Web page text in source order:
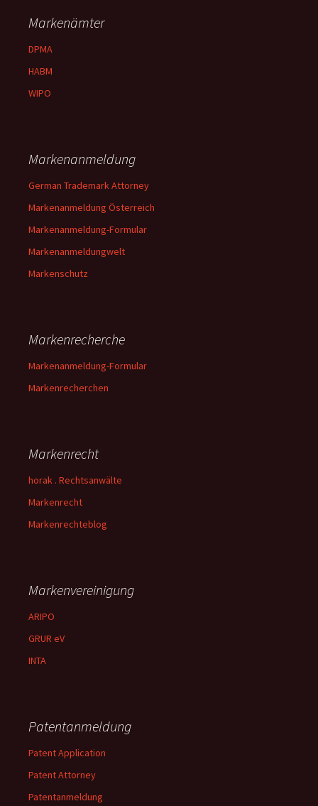
Markenämter
DPMA
HABM
WIPO
Markenanmeldung
German Trademark Attorney
Markenanmeldung Österreich
Markenanmeldung-Formular
Markenanmeldungwelt
Markenschutz
Markenrecherche
Markenanmeldung-Formular
Markenrecherchen
Markenrecht
horak . Rechtsanwälte
Markenrecht
Markenrechteblog
Markenvereinigung
ARIPO
GRUR eV
INTA
Patentanmeldung
Patent Application
Patent Attorney
Patentanmeldung